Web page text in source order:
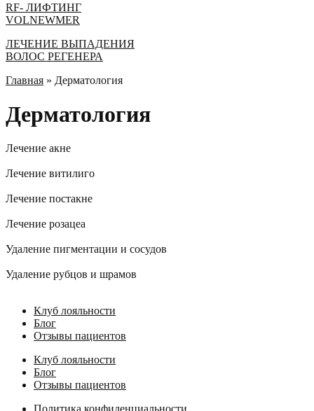
RF- ЛИФТИНГ
VOLNEWMER
ЛEЧЕНИЕ ВЫПАДЕНИЯ
ВОЛОС РЕГЕНЕРА
Главная » Дерматология
Дерматология
Лечение акне
Лечение витилиго
Лечение постакне
Лечение розацеа
Удаление пигментации и сосудов
Удаление рубцов и шрамов
Клуб лояльности
Блог
Отзывы пациентов
Клуб лояльности
Блог
Отзывы пациентов